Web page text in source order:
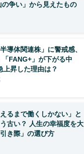
の争い」から見えたもの
導体関連株」に警戒感、
「FANG+」が下がる中
上昇した理由は？
えるまで働くしかない」と
古い？ 人生の幸福度を大
き際」の選び方